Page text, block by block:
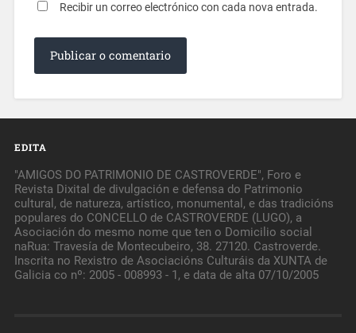
Recibir un correo electrónico con cada nova entrada.
EDITA
"AMIGOS DO PATRIMONIO DE CASTROVERDE", Foro e
Revista Dixital de divulgación e defensa do Patrimonio
cultural, de natureza, artístico, monumental, e das tradicións
populares do CONCELLO de CASTROVERDE (LUGO), a
Asociación do mesmo nome que ten o Domicilio social
naRua: Travesía de Montecubeiro, 38. 27120. Castroverde.
Inscrita no Rexistro de Asociacións Culturáis da XUNTA de
Galicia co nº: 2005 - 008993 - 1, e data de alta 07/10/2005